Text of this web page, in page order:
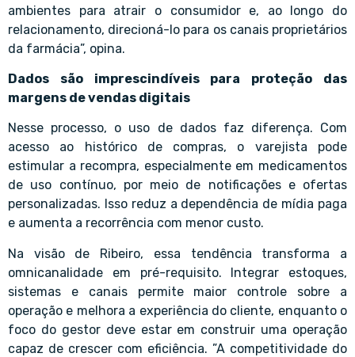
ambientes para atrair o consumidor e, ao longo do
relacionamento, direcioná-lo para os canais proprietários
da farmácia”, opina.
Dados são imprescindíveis para proteção das
margens de vendas digitais
Nesse processo, o uso de dados faz diferença. Com
acesso ao histórico de compras, o varejista pode
estimular a recompra, especialmente em medicamentos
de uso contínuo, por meio de notificações e ofertas
personalizadas. Isso reduz a dependência de mídia paga
e aumenta a recorrência com menor custo.
Na visão de Ribeiro, essa tendência transforma a
omnicanalidade em pré-requisito. Integrar estoques,
sistemas e canais permite maior controle sobre a
operação e melhora a experiência do cliente, enquanto o
foco do gestor deve estar em construir uma operação
capaz de crescer com eficiência. ”A competitividade do